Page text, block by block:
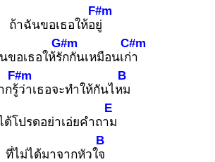
ถ้าฉันขอเธอให้อยู่
F#m
ขอเธอให้รัก
G#m
กันเหมือนเก่า
C#m
กรู้ว่
F#m
าเธอจะทำให้กันไหม
B
ด้โปรดอย่าเอ่ยคำถาม
E
ที่ไม่ได้มาจากหัวใจ
B